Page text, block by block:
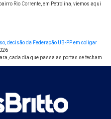
Rio Corrente, em Petrolina, viemos aqui
decisão da Federação UB-PP em coligar
cada dia que passa as portas se fecham.